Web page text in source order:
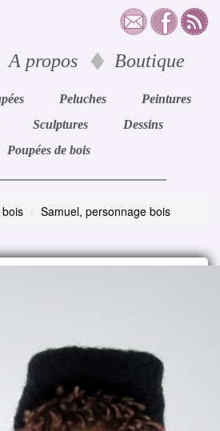
A propos Boutique
Peluches
Peintures
Sculptures
Dessins
Poupées de bois
Samuel, personnage bois